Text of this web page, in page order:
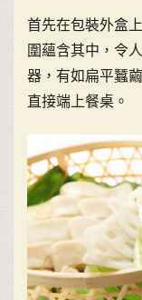
首先在包裝外盒
圍蘊含其中，令
器，有如扁平蠶
直接端上餐桌。